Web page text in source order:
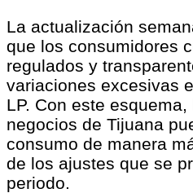
La actualización
que los consumidores
regulados y
variaciones excesivas
LP. Con este
negocios de Tijuana
consumo de manera
de los ajustes que se
periodo.